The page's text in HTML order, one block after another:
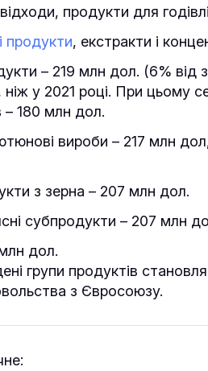
продукти для
продукти, екстракти і
– 219 млн дол. (6% від
у 2021 році. При цьому
– 180 млн дол.
вироби – 217 млн
з зерна – 207 млн дол.
субпродукти – 207 млн
дол.
групи продуктів
з Євросоюзу.